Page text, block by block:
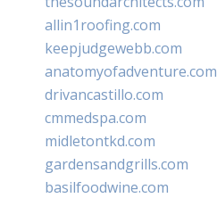
allin1roofing.com
keepjudgewebb.com
anatomyofadventure.com
drivancastillo.com
cmmedspa.com
midletontkd.com
gardensandgrills.com
basilfoodwine.com